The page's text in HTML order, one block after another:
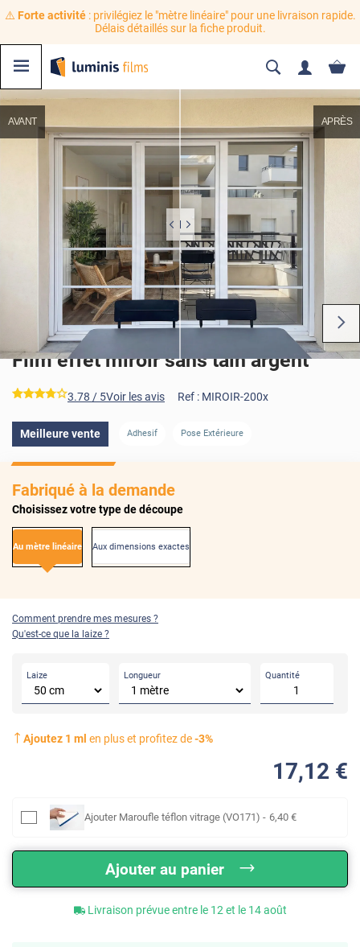
⚠️ Forte activité: privilégiez le "mètre linéaire" pour une livraison rapide.
Délais détaillés sur la fiche produit.
AVANT APRÈS
Film effet miroir sans tain argent
*****3.78 / 5Voir les avis Ref : MIROIR-200x
Meilleure vente Adhesif Pose Extérieure
Fabriqué à la demande
Choisissez votre type de découpe
Au mètre linéaire Aux dimensions exactes
Comment prendre mes mesures ?
Qu'est-ce que la laize ?
Laize Longueur Quantité
Ajoutez 1 ml en plus et profitez de-3%
17,12 €
Ajouter Maroufle téflon vitrage (VO171) - 6,40 €
Ajouter au panier
Livraison prévue entre le 12 et le 14 août